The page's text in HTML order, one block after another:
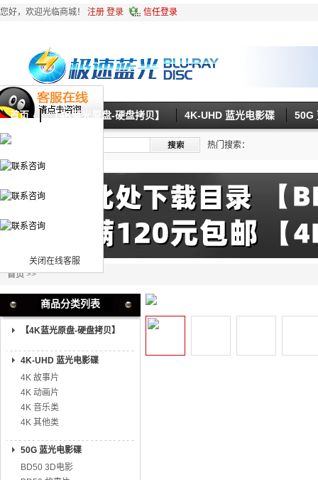
关闭在线客服
您好，欢迎光临商城！ 注册 登录 信任登录
首页 【4K蓝光原盘-硬盘拷贝】 4K-UHD 蓝光电影碟 50G
热门搜索：
首页>>
商品分类列表
【4K蓝光原盘-硬盘拷贝】
4K-UHD 蓝光电影碟
4K 故事片
4K 动画片
4K 音乐类
4K 其他类
50G 蓝光电影碟
BD50 3D电影